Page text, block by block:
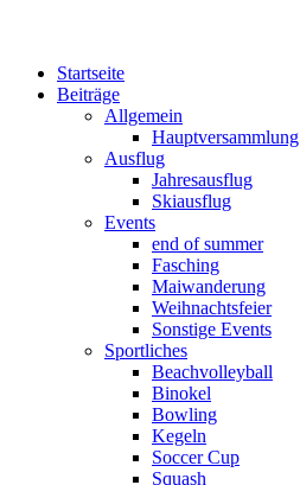
Startseite
Beiträge
Allgemein
Hauptversammlung
Ausflug
Jahresausflug
Skiausflug
Events
end of summer
Fasching
Maiwanderung
Weihnachtsfeier
Sonstige Events
Sportliches
Beachvolleyball
Binokel
Bowling
Kegeln
Soccer Cup
Squash